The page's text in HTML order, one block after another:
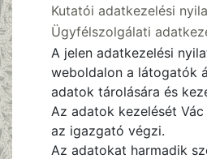
Kutatói adatkezelési
Ügyfélszolgálati
A jelen adatkezelési
weboldalon a látogatók
adatok tárolására és
Az adatok kezelését
az igazgató végzi.
Az adatokat harmadik